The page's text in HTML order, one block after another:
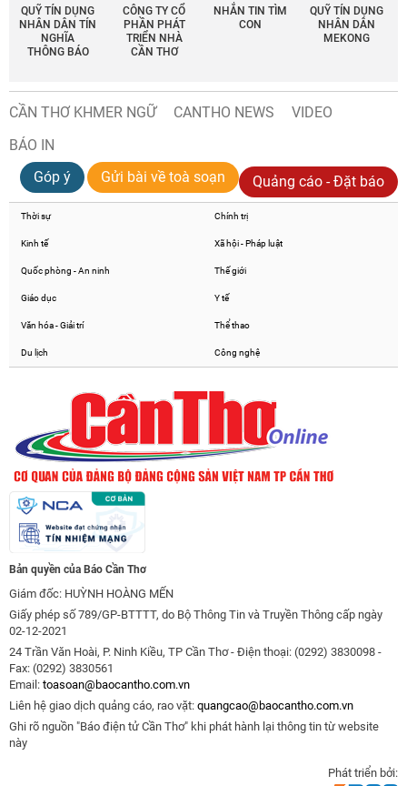
QUỸ TÍN DỤNG
NHÂN DÂN TÍN
NGHĨA
THÔNG BÁO
CÔNG TY CỔ
PHẦN PHÁT
TRIỂN NHÀ
CẦN THƠ
NHẮN TIN TÌM
CON
QUỸ TÍN DỤNG
NHÂN DÂN
MEKONG
CẦN THƠ KHMER NGỮ CANTHO NEWS
VIDEO
BÁO IN
Góp ý
Gửi bài về toà soạn Quảng cáo - Đặt báo
Thời sự Chính trị
Kinh tế Xã hội - Pháp luật
Quốc phòng - An ninh Thế giới
Giáo dục Y tế
Văn hóa - Giải trí Thể thao
Du lịch Công nghệ
Bản quyền của Báo Cần Thơ
Giám đốc: HUỲNH HOÀNG MẾN
Giấy phép số 789/GP-BTTTT, do Bộ Thông Tin và Truyền Thông cấp ngày
02-12-2021
24 Trần Văn Hoài, P. Ninh Kiều, TP Cần Thơ - Điện thoại: (0292) 3830098 -
Fax: (0292) 3830561
Email: toasoan@baocantho.com.vn
Liên hệ giao dịch quảng cáo, rao vặt: quangcao@baocantho.com.vn
Ghi rõ nguồn "Báo điện tử Cần Thơ" khi phát hành lại thông tin từ website
này
Phát triển bởi: